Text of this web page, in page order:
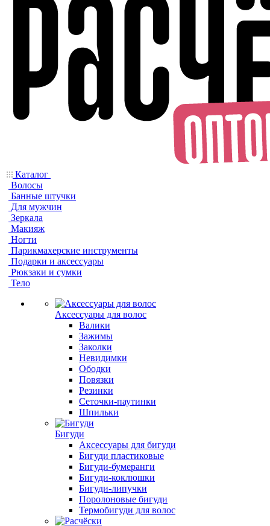
Каталог
Волосы
Банные штучки
Для мужчин
Зеркала
Макияж
Ногти
Парикмахерские инструменты
Подарки и аксессуары
Рюкзаки и сумки
Тело
Аксессуары для волос
Валики
Зажимы
Заколки
Невидимки
Ободки
Повязки
Резинки
Сеточки-паутинки
Шпильки
Бигуди
Аксессуары для бигуди
Бигуди пластиковые
Бигуди-бумеранги
Бигуди-коклюшки
Бигуди-липучки
Поролоновые бигуди
Термобигуди для волос